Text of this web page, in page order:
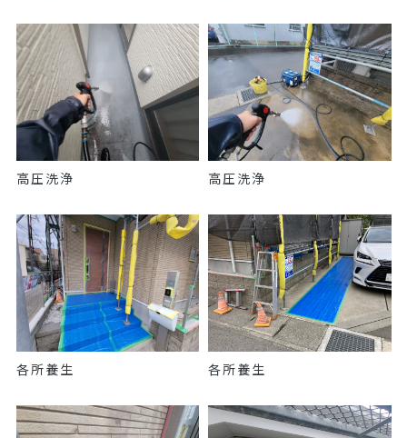
高圧洗浄 高圧洗浄
各所養生 各所養生